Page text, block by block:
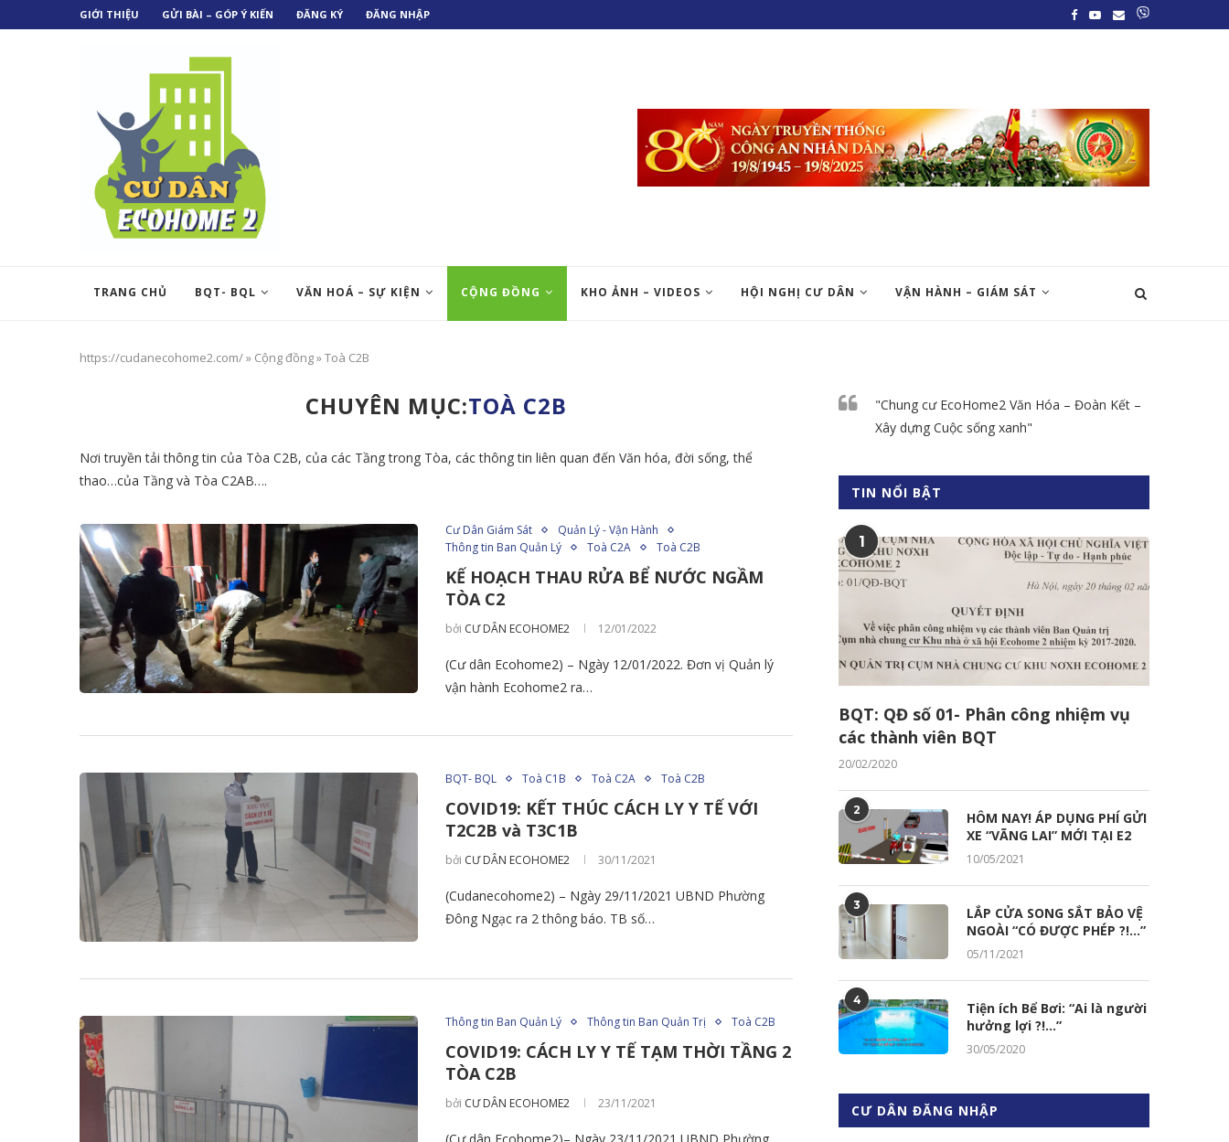
GIỚI THIỆU GỬI BÀI – GÓP Ý KIẾN ĐĂNG KÝ ĐĂNG NHẬP
TRANG CHỦ BQT- BQL VĂN HOÁ – SỰ KIỆN CỘNG ĐỒNG KHO ẢNH – VIDEOS HỘI NGHỊ CƯ DÂN VẬN HÀNH – GIÁM SÁT
https://cudanecohome2.com/» Cộng đồng»Toà C2B
CHUYÊN MỤC:TOÀ C2B
Nơi truyền tải thông tin của Tòa C2B, của các Tầng trong Tòa, các thông tin liên quan đến Văn hóa, đời sống, thể
thao…của Tầng và Tòa C2AB….
Cư Dân Giám Sát
Quản Lý - Vận Hành
Thông tin Ban Quản Lý
Toà C2A Toà C2B
KẾ HOẠCH THAU RỬA BỂ NƯỚC NGẦM
TÒA C2
bởi CƯ DÂN ECOHOME2 12/01/2022
(Cư dân Ecohome2) – Ngày 12/01/2022. Đơn vị Quản lý
vận hành Ecohome2 ra…
BQT- BQL Toà C1B Toà C2A Toà C2B
COVID19: KẾT THÚC CÁCH LY Y TẾ VỚI
T2C2B và T3C1B
bởi CƯ DÂN ECOHOME2 30/11/2021
(Cudanecohome2) – Ngày 29/11/2021 UBND Phường
Đông Ngạc ra 2 thông báo. TB số…
Thông tin Ban Quản Lý Thông tin Ban Quản Trị Toà C2B
COVID19: CÁCH LY Y TẾ TẠM THỜI TẦNG 2
TÒA C2B
bởi CƯ DÂN ECOHOME2 23/11/2021
"Chung cư EcoHome2 Văn Hóa – Đoàn Kết –
Xây dựng Cuộc sống xanh"
TIN NỔI BẬT
1
BQT: QĐ số 01- Phân công nhiệm vụ
các thành viên BQT
20/02/2020
2
HÔM NAY! ÁP DỤNG PHÍ GỬI
XE “VÃNG LAI” MỚI TẠI E2
10/05/2021
3
LẮP CỬA SONG SẮT BẢO VỆ
NGOÀI “CÓ ĐƯỢC PHÉP ?!…”
05/11/2021
4
Tiện ích Bể Bơi: “Ai là người
hưởng lợi ?!…”
30/05/2020
CƯ DÂN ĐĂNG NHẬP